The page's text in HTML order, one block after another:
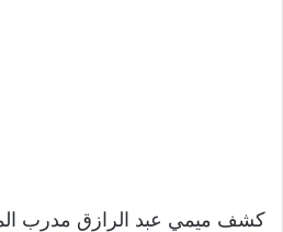
كشف ميمي عبد الرازق مدرب